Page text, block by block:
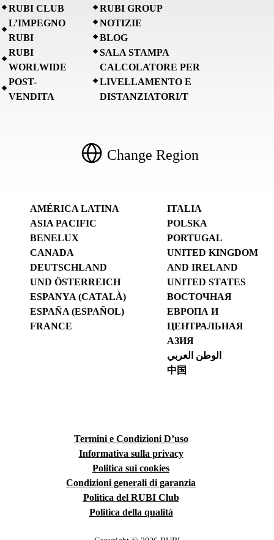
RUBI CLUB
L’IMPEGNO
RUBI
RUBI
WORLWIDE
POST-
VENDITA
RUBI GROUP
NOTIZIE
BLOG
SALA STAMPA
CALCOLATORE PER
LIVELLAMENTO E
DISTANZIATORI/T
Change Region
AMÉRICA LATINA
ASIA PACIFIC
BENELUX
CANADA
DEUTSCHLAND
UND ÖSTERREICH
ESPANYA (CATALÀ)
ESPAÑA (ESPAÑOL)
FRANCE
ITALIA
POLSKA
PORTUGAL
UNITED KINGDOM
AND IRELAND
UNITED STATES
ВОСТОЧНАЯ
ЕВРОПА И
ЦЕНТРАЛЬНАЯ
АЗИЯ
الوطن العربي
中国
Termini e Condizioni D’uso
Informativa sulla privacy
Politica sui cookies
Condizioni generali di garanzia
Politica del RUBI Club
Politica della qualità